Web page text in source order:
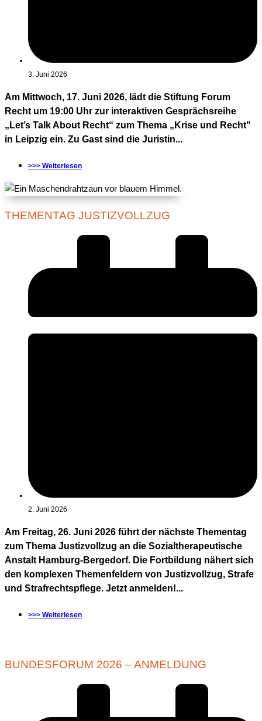
3. Juni 2026
Am Mittwoch, 17. Juni 2026, lädt die Stiftung Forum
Recht um 19:00 Uhr zur interaktiven Gesprächsreihe
„Let’s Talk About Recht“ zum Thema „Krise und Recht"
in Leipzig ein. Zu Gast sind die Juristin...
>>> Weiterlesen
THEMENTAG JUSTIZVOLLZUG
2. Juni 2026
Am Freitag, 26. Juni 2026 führt der nächste Thementag
zum Thema Justizvollzug an die Sozialtherapeutische
Anstalt Hamburg-Bergedorf. Die Fortbildung nähert sich
den komplexen Themenfeldern von Justizvollzug, Strafe
und Strafrechtspflege. Jetzt anmelden!...
>>> Weiterlesen
BUNDESFORUM 2026 – ANMELDUNG